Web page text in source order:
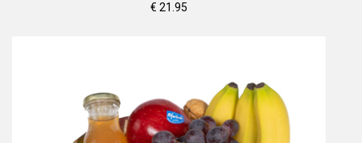
€ 21.95